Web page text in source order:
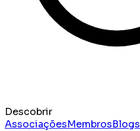
Descobrir
AssociaçõesMembrosBlogs